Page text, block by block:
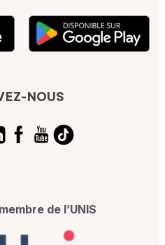
NOUS
de l’UNIS